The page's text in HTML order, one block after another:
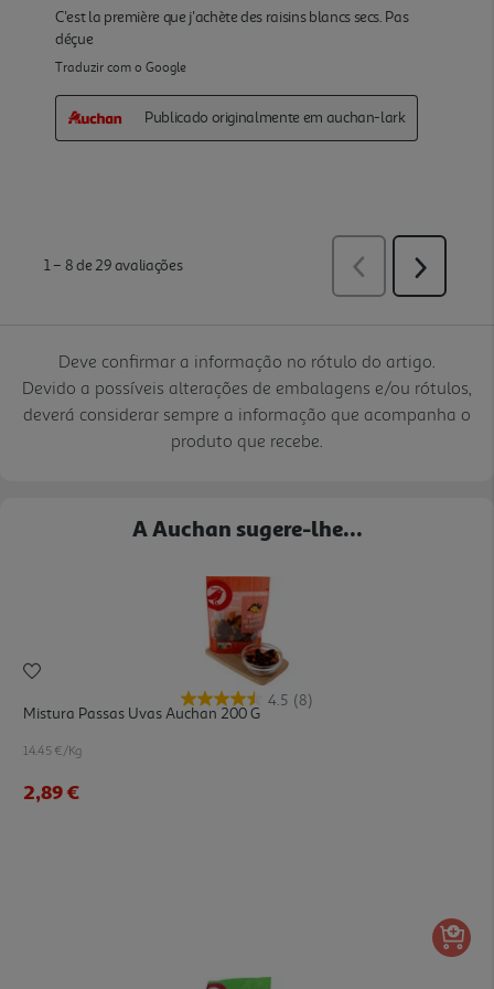
Deve confirmar a informação no rótulo do artigo.
Devido a possíveis alterações de embalagens e/ou rótulos,
deverá considerar sempre a informação que acompanha o
produto que recebe.
A Auchan sugere-lhe...
4.5 (8)
Mistura Passas Uvas Auchan 200 G
14.45 €/Kg
2,89 €